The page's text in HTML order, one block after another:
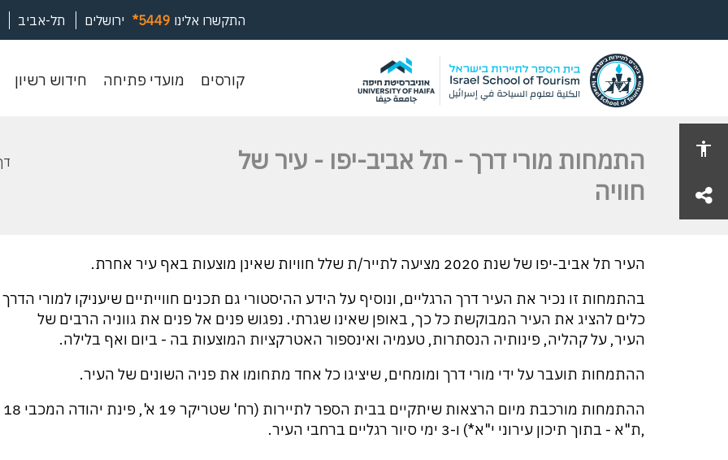
share
ירושלים תל-אביב התקשרו אלינו *5449
קורסים קורסים
מועדי פתיחה מועדי
חידוש רשיון
התמחות מורי דרך - תל אביב-יפו - עיר של
חוויה
העיר תל אביב-יפו של שנת 2020 מציעה לתייר/ת שלל חוויות שאינן מוצעות באף עיר אחרת.
בהתמחות זו נכיר את העיר דרך הרגליים, ונוסיף על הידע ההיסטורי גם תכנים חווייתיים שיעניקו למורי הדרך
כלים להציג את העיר המבוקשת כל כך, באופן שאינו שגרתי. נפגוש פנים אל פנים את גווניה הרבים של
העיר, על קהליה, פינותיה הנסתרות, טעמיה ואינספור האטרקציות המוצעות בה - ביום ואף בלילה.
ההתמחות תועבר על ידי מורי דרך ומומחים, שיציגו כל אחד מתחומו את פניה השונים של העיר.
ההתמחות מורכבת מיום הרצאות שיתקיים בבית הספר לתיירות (רח' שטריקר 19 א', פינת יהודה המכבי 18
,ת"א - בתוך תיכון עירוני י"א*) ו-3 ימי סיור רגליים ברחבי העיר.